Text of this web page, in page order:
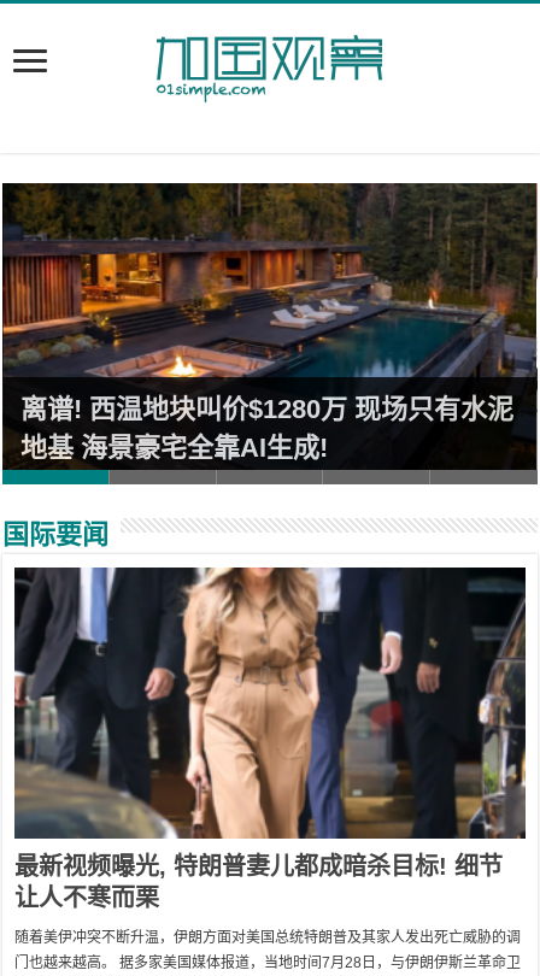
离谱! 西温地块叫价$1280万 现场只有水泥
地基 海景豪宅全靠AI生成!
国际要闻
最新视频曝光, 特朗普妻儿都成暗杀目标! 细节
让人不寒而栗
随着美伊冲突不断升温，伊朗方面对美国总统特朗普及其家人发出死亡威胁的调
门也越来越高。 据多家美国媒体报道，当地时间7月28日，与伊朗伊斯兰革命卫